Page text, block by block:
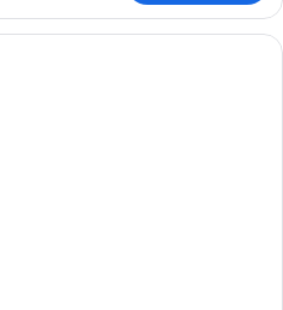
Une pièce avec un lit, un canapé et